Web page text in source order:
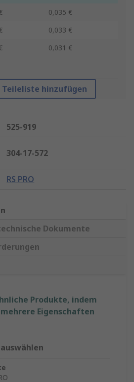
0,035 €
0,033 €
0,031 €
Teileliste hinzufügen
525-919
304-17-572
RS PRO
Dokumente
Produkte, indem
Eigenschaften